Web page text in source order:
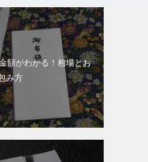
額がわかる！相場とお
み方